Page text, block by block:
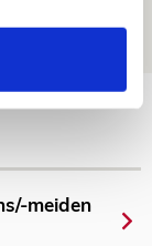
meiden